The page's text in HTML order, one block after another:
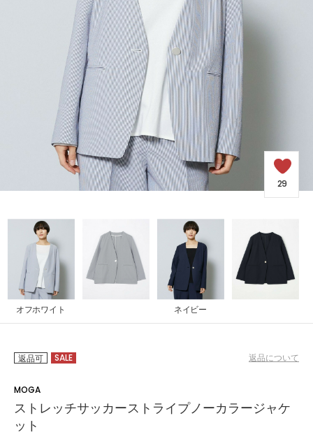
COORDINATE
JOURNAL
よくある質問
OUTLET
29
オフホワイト ネイビー
返品可 SALE 返品について
MOGA
ストレッチサッカーストライプノーカラージャケ
ット